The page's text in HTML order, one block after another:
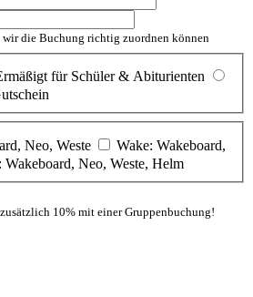
die Buchung richtig zuordnen können
für Schüler & Abiturienten
Neo, Weste
Wake: Wakeboard,
Neo, Weste, Helm
10% mit einer Gruppenbuchung!